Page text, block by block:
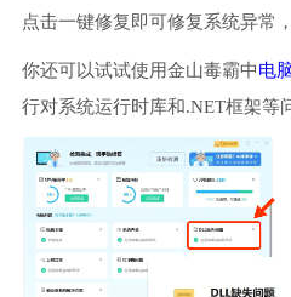
点击一键修复即可修复系统异常
你还可以试试使用金山毒霸中电
行对系统运行时库和.NET框架等